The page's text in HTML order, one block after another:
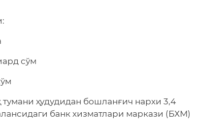
сўм
ҳудудидан бошланғич нархи 3,4
банк хизматлари маркази (БХМ)